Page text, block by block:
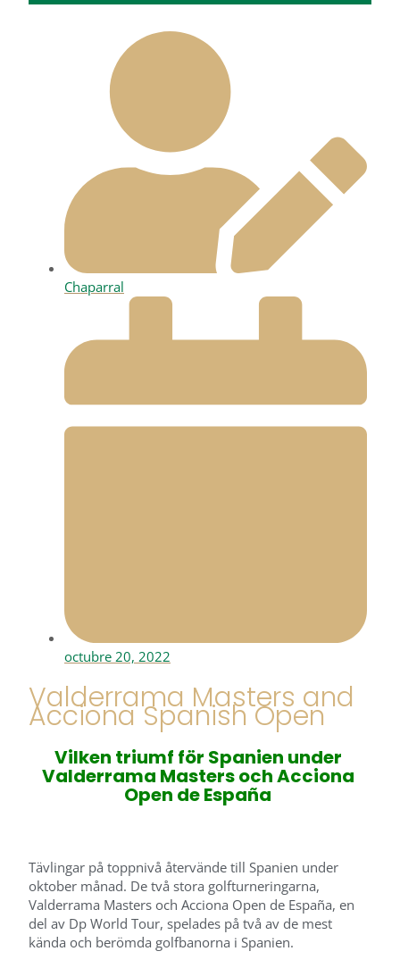
Chaparral
octubre 20, 2022
Valderrama Masters and
Acciona Spanish Open
Vilken triumf för Spanien under
Valderrama Masters och Acciona
Open de España
Tävlingar på toppnivå återvände till Spanien under
oktober månad. De två stora golfturneringarna,
Valderrama Masters och Acciona Open de España, en
del av Dp World Tour, spelades på två av de mest
kända och berömda golfbanorna i Spanien.